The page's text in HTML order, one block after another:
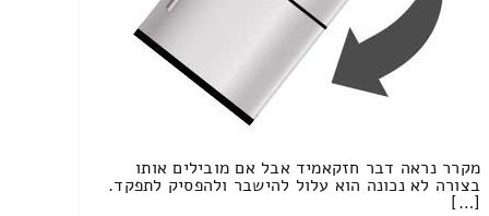
מקרר נראה דבר חזקאמיד אבל אם מובילים אותו
בצורה לא נכונה הוא עלול להישבר ולהפסיק לתפקד.
[…]